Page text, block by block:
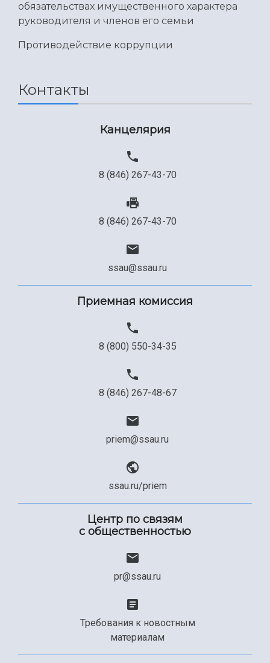
обязательствах имущественного характера
руководителя и членов его семьи
Противодействие коррупции
Контакты
Канцелярия
8 (846) 267-43-70
8 (846) 267-43-70
ssau@ssau.ru
Приемная комиссия
8 (800) 550-34-35
8 (846) 267-48-67
priem@ssau.ru
ssau.ru/priem
Центр по связям
с общественностью
pr@ssau.ru
Требования к новостным
материалам